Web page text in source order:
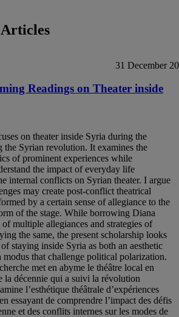
31 December
Readings on Theater inside
on theater inside Syria during the
the Syrian revolution. It examines the
of prominent experiences while
the impact of everyday life
internal conflicts on Syrian theater. I argue
may create post-conflict theatrical
by a certain sense of allegiance to the
of the stage. While borrowing Diana
of multiple allegiances and strategies of
the same, the present scholarship looks
staying inside Syria as both an aesthetic
modus that challenge political polarization.
met en abyme le théâtre local en
la décennie qui a suivi la révolution
l’esthétique théâtrale d’expériences
essayant de comprendre l’impact des défis
et des conflits internes sur les modes de